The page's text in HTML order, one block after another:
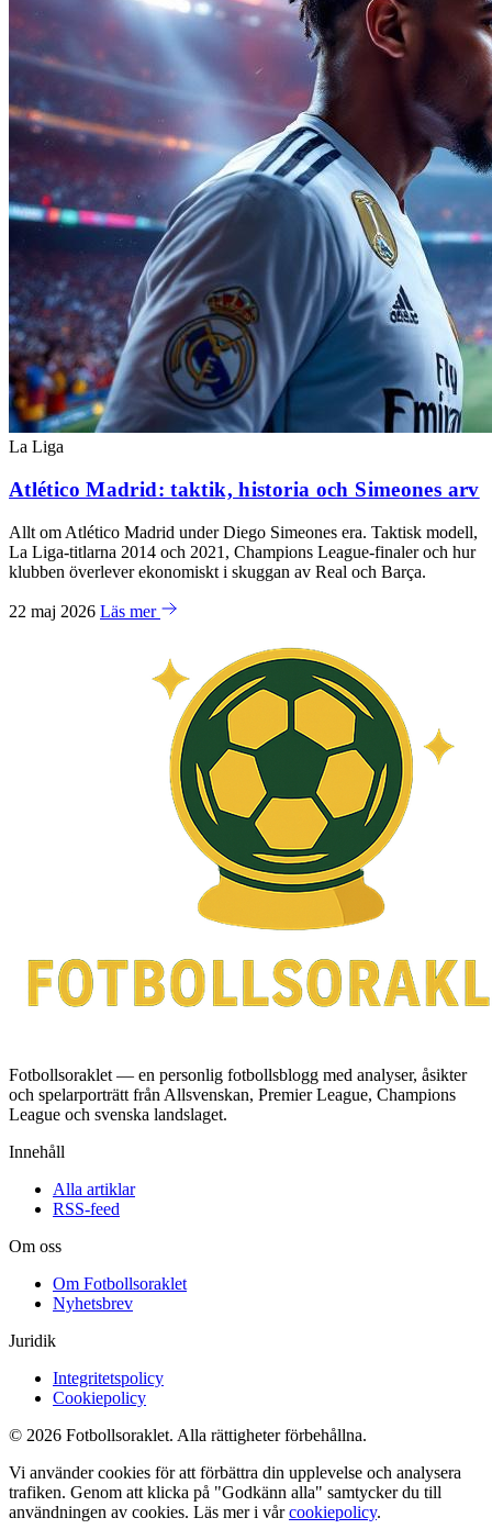
La Liga
Atlético Madrid: taktik, historia och Simeones arv
Allt om Atlético Madrid under Diego Simeones era. Taktisk modell,
La Liga-titlarna 2014 och 2021, Champions League-finaler och hur
klubben överlever ekonomiskt i skuggan av Real och Barça.
22 maj 2026 Läs mer
Fotbollsoraklet — en personlig fotbollsblogg med analyser, åsikter
och spelarporträtt från Allsvenskan, Premier League, Champions
League och svenska landslaget.
Innehåll
Alla artiklar
RSS-feed
Om oss
Om Fotbollsoraklet
Nyhetsbrev
Juridik
Integritetspolicy
Cookiepolicy
© 2026 Fotbollsoraklet. Alla rättigheter förbehållna.
Vi använder cookies för att förbättra din upplevelse och analysera
trafiken. Genom att klicka på "Godkänn alla" samtycker du till
användningen av cookies. Läs mer i vårcookiepolicy.